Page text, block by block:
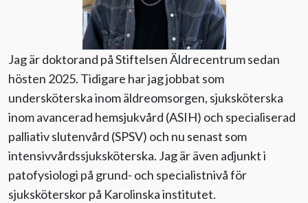
Evenemang
Nyhetsbrev
Till Äldre i centrum
Jag är doktorand på Stiftelsen Äldrecentrum sedan
hösten 2025. Tidigare har jag jobbat som
undersköterska inom äldreomsorgen, sjuksköterska
inom avancerad hemsjukvård (ASIH) och specialiserad
palliativ slutenvård (SPSV) och nu senast som
intensivvårdssjuksköterska. Jag är även adjunkt i
patofysiologi på grund- och specialistnivå för
sjuksköterskor på Karolinska institutet.